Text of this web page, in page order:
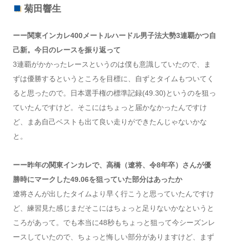
菊田響生
ーー関東インカレ400メートルハードル男子法大勢3連覇かつ自
己新。今日のレースを振り返って
3連覇がかかったレースというのは僕も意識していたので、ま
ずは優勝するというところを目標に、自ずとタイムもついてく
ると思ったので。日本選手権の標準記録(49.30)というのを狙っ
ていたんですけど。そこにはちょっと届かなかったんですけ
ど、まあ自己ベストも出て良い走りができたんじゃないかな
と。
ーー昨年の関東インカレで、高橋（遼将、令8年卒）さんが優
勝時にマークした49.06を狙っていた部分はあったか
遼将さんが出したタイムより早く行こうと思っていたんですけ
ど、練習見た感じまだそこにはちょっと足りないかなというと
ころがあって。でも本当に48秒もちょっと狙って今シーズンレ
ースしていたので、ちょっと悔しい部分がありますけど、まず